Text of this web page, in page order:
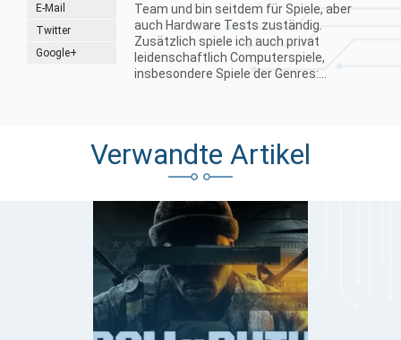
E-Mail
Twitter
Google+
Team und bin seitdem für Spiele, aber
auch Hardware Tests zuständig.
Zusätzlich spiele ich auch privat
leidenschaftlich Computerspiele,
insbesondere Spiele der Genres:...
Verwandte Artikel